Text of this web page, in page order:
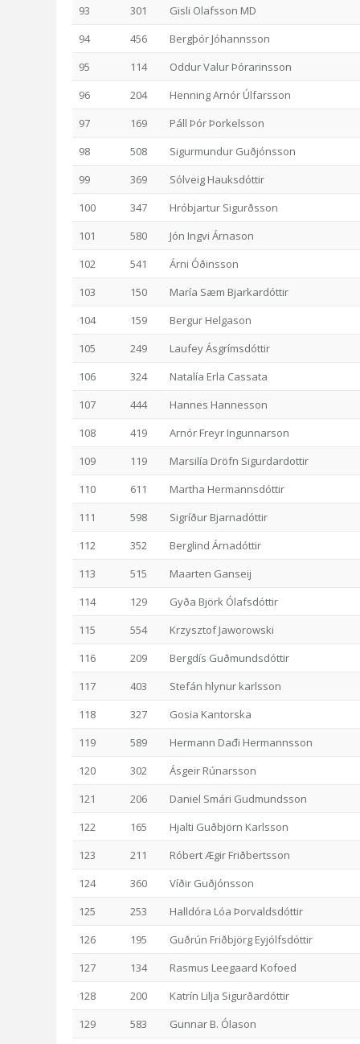
93 301
Gisli Olafsson MD
94
456
Bergþór Jóhannsson
95
114
Oddur Valur Þórarinsson
96
204
Henning Arnór Úlfarsson
97
169
Páll Þór Þorkelsson
98
508
Sigurmundur Guðjónsson
99
369
Sólveig Hauksdóttir
100
347
Hróbjartur Sigurðsson
101
580
Jón Ingvi Árnason
102
541
Árni Óðinsson
103
150
María Sæm Bjarkardóttir
104
159
Bergur Helgason
105
249
Laufey Ásgrímsdóttir
106
324
Natalía Erla Cassata
107
444
Hannes Hannesson
108
419
Arnór Freyr Ingunnarson
109
119
Marsilía Dröfn Sigurdardottir
110
611
Martha Hermannsdóttir
111
598
Sigríður Bjarnadóttir
112
352
Berglind Árnadóttir
113
515
Maarten Ganseij
114
129
Gyða Björk Ólafsdóttir
115
554
Krzysztof Jaworowski
116
209
Bergdís Guðmundsdóttir
117
403
Stefán hlynur karlsson
118
327
Gosia Kantorska
119
589
Hermann Dađi Hermannsson
120
302
Ásgeir Rúnarsson
121
206
Daniel Smári Gudmundsson
122
165
Hjalti Guðbjörn Karlsson
123
211
Róbert Ægir Friðbertsson
124
360
Víðir Guðjónsson
125
253
Halldóra Lóa Þorvaldsdóttir
126
195
Guðrún Friðbjörg Eyjólfsdóttir
127
134
Rasmus Leegaard Kofoed
128
200
Katrín Lilja Sigurðardóttir
129
583
Gunnar B. Ólason